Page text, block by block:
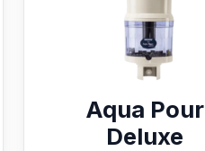
Aqua Pour
Deluxe